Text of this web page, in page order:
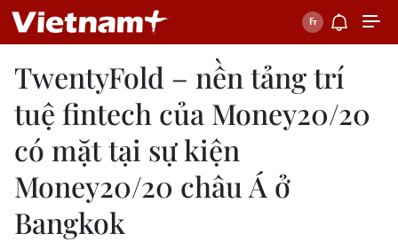
TwentyFold – nền tảng trí
tuệ fintech của Money20/20
có mặt tại sự kiện
Money20/20 châu Á ở
Bangkok